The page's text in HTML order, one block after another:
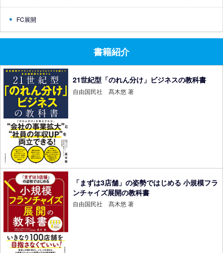
FC展開
書籍紹介
21世紀型「のれん分け」ビジネスの教科書
自由国民社 髙木悠 著
「まずは3店舗」の姿勢ではじめる 小規模フラ
ンチャイズ展開の教科書
自由国民社 髙木悠 著